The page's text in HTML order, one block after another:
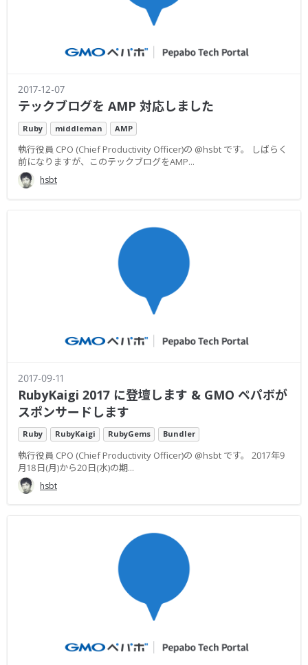
2017-12-07
テックブログを AMP 対応しました
Ruby middleman AMP
執行役員 CPO (Chief Productivity Officer)の @hsbt です。 しばらく
前になりますが、このテックブログをAMP...
hsbt
2017-09-11
RubyKaigi 2017 に登壇します & GMO ペパボが
スポンサードします
Ruby RubyKaigi RubyGems Bundler
執行役員 CPO (Chief Productivity Officer)の @hsbt です。 2017年9
月18日(月)から20日(水)の期...
hsbt